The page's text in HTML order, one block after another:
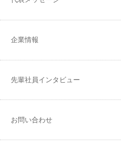
企業情報
先輩社員インタビュー
お問い合わせ